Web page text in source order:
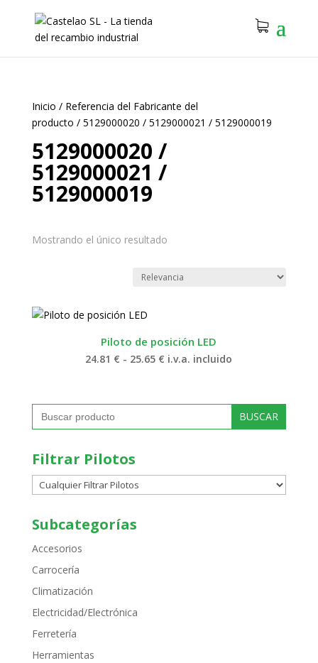
Inicio / Referencia del Fabricante del
producto / 5129000020 / 5129000021 / 5129000019
5129000020 /
5129000021 /
5129000019
Mostrando el único resultado
Piloto de posición LED
24.81 € - 25.65 € Rango
24.81 €
25.65 €
i.v.a. incluido
Buscar:
Filtrar Pilotos
Subcategorías
Accesorios
Carrocería
Climatización
Electricidad/Electrónica
Ferretería
Herramientas